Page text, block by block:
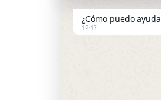
¿Cómo puedo
12:17